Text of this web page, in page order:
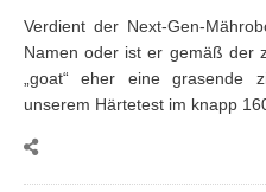
Verdient der Next-Gen-
Namen oder ist er gemäß der
„goat“ eher eine grasende
unserem Härtetest im knapp